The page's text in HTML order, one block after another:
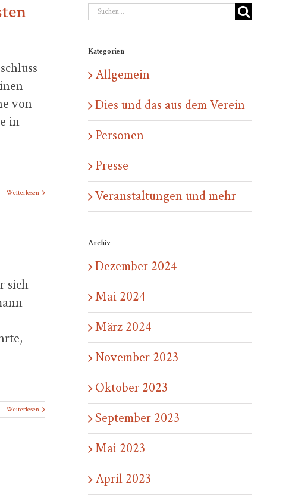
von
in
Weiterlesen
sich
Weiterlesen
Suche
Kategorien
Allgemein
Dies und das aus dem Verein
Personen
Presse
Veranstaltungen und mehr
Archiv
Dezember 2024
Mai 2024
März 2024
November 2023
Oktober 2023
September 2023
Mai 2023
April 2023